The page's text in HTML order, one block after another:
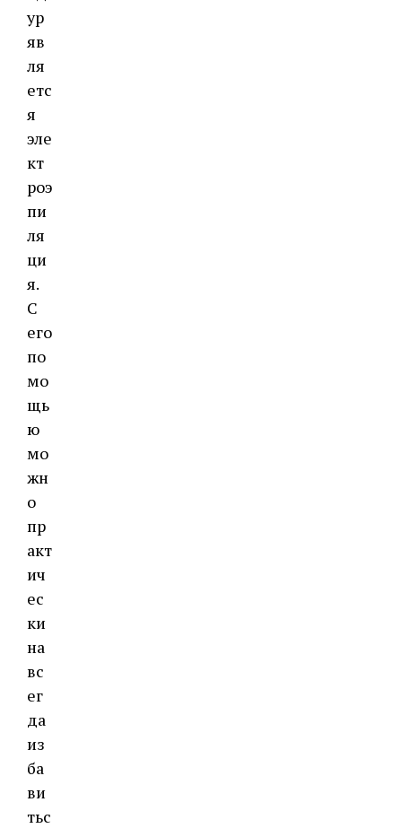
ур
яв
ля
етс
я
эле
кт
роэ
пи
ля
ци
я.
С
его
по
мо
щь
ю
мо
жн
о
пр
акт
ич
ес
ки
на
вс
ег
да
из
ба
ви
тьс